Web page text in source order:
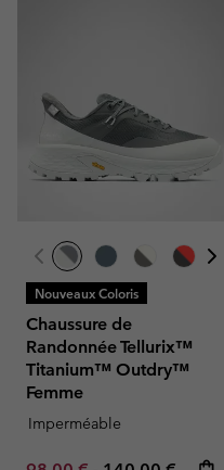
Nouveaux Coloris
Chaussure de
Randonnée Tellurix™
Titanium™ Outdry™
Femme
Imperméable